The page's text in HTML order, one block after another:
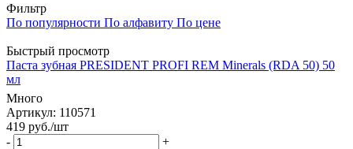
Фильтр
По популярности По алфавиту По цене
Быстрый просмотр
Паста зубная PRESIDENT PROFI REM Minerals (RDA 50) 50
мл
Много
Артикул: 110571
419 руб./шт
-
+